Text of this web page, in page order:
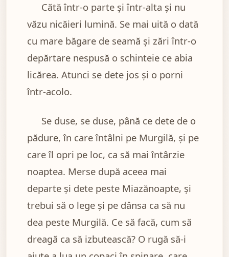
Cătă într-o parte şi într-alta şi nu
văzu nicăieri lumină. Se mai uită o dată
cu mare băgare de seamă şi zări într-o
depărtare nespusă o schinteie ce abia
licărea. Atunci se dete jos şi o porni
într-acolo.
Se duse, se duse, până ce dete de o
pădure, în care întâlni pe Murgilă, şi pe
care îl opri pe loc, ca să mai întârzie
noaptea. Merse după aceea mai
departe şi dete peste Miazănoapte, şi
trebui să o lege şi pe dânsa ca să nu
dea peste Murgilă. Ce să facă, cum să
dreagă ca să izbutească? O rugă să-i